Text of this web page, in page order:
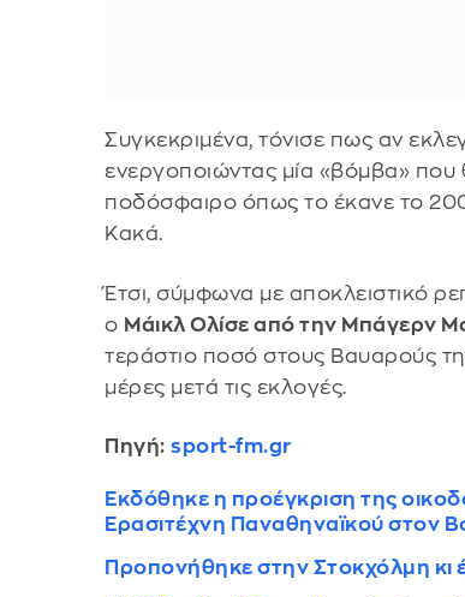
Συγκεκριμένα, τόνισε πως αν
ενεργοποιώντας μία «βόμβα»
ποδόσφαιρο όπως το έκανε το
Κακά.
Έτσι, σύμφωνα με αποκλειστικό
ο Μάικλ Ολίσε από την Μπάγερν
τεράστιο ποσό στους Βαυαρούς
μέρες μετά τις εκλογές.
Πηγή: sport-fm.gr
Εκδόθηκε η προέγκριση της
Ερασιτέχνη Παναθηναϊκού στον
Προπονήθηκε στην Στοκχόλμη κι